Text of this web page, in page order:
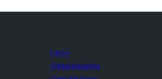
Leren
Ondersteuning